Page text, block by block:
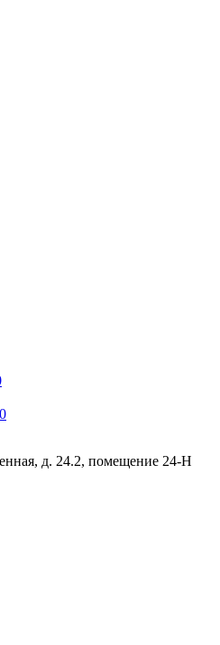
0
д. 24.2, помещение 24-Н